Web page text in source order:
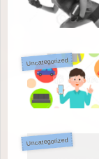
Uncategorized
Uncategorized